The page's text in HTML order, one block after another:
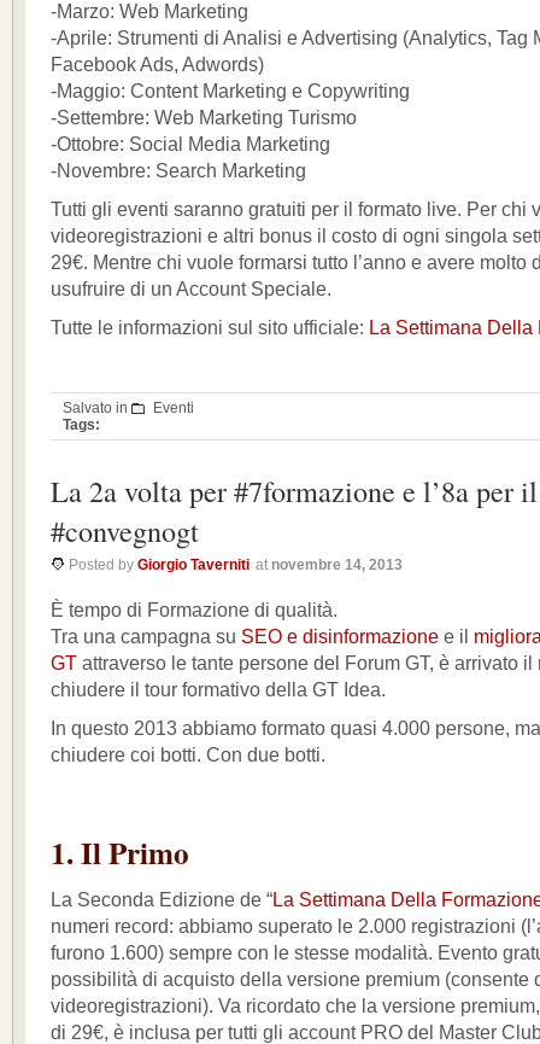
-Marzo: Web Marketing
-Aprile: Strumenti di Analisi e Advertising (Analytics, Tag
Facebook Ads, Adwords)
-Maggio: Content Marketing e Copywriting
-Settembre: Web Marketing Turismo
-Ottobre: Social Media Marketing
-Novembre: Search Marketing
Tutti gli eventi saranno gratuiti per il formato live. Per chi
videoregistrazioni e altri bonus il costo di ogni singola
29€. Mentre chi vuole formarsi tutto l’anno e avere molto
usufruire di un Account Speciale.
Tutte le informazioni sul sito ufficiale: La Settimana Della
Salvato in
Eventi
Tags:
La 2a volta per #7formazione e l’8a per il
#convegnogt
Posted by Giorgio Taverniti at novembre 14, 2013
È tempo di Formazione di qualità.
Tra una campagna su SEO e disinformazione e il
GT attraverso le tante persone del Forum GT, è arrivato il
chiudere il tour formativo della GT Idea.
In questo 2013 abbiamo formato quasi 4.000 persone,
chiudere coi botti. Con due botti.
1. Il Primo
La Seconda Edizione de “La Settimana Della
numeri record: abbiamo superato le 2.000 registrazioni
furono 1.600) sempre con le stesse modalità. Evento
possibilità di acquisto della versione premium (consente
videoregistrazioni). Va ricordato che la versione
di 29€, è inclusa per tutti gli account PRO del Master